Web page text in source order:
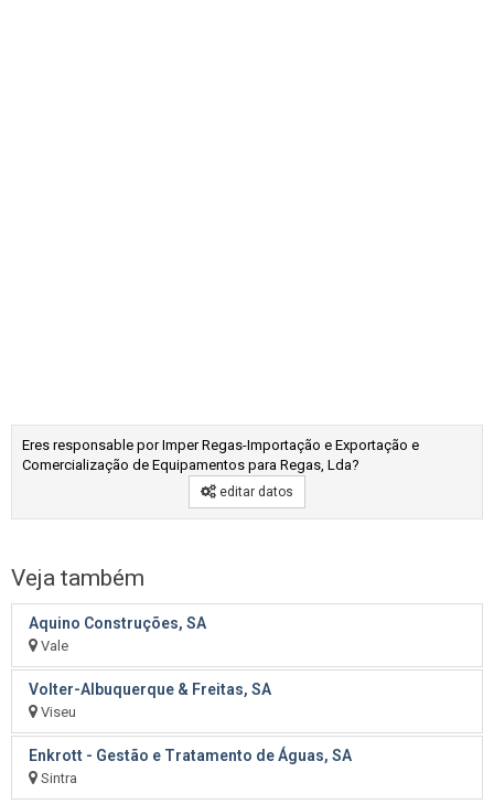
Eres responsable por Imper Regas-Importação e Exportação e
Comercialização de Equipamentos para Regas, Lda?
editar datos
Veja também
Aquino Construções, SA
Vale
Volter-Albuquerque & Freitas, SA
Viseu
Enkrott - Gestão e Tratamento de Águas, SA
Sintra